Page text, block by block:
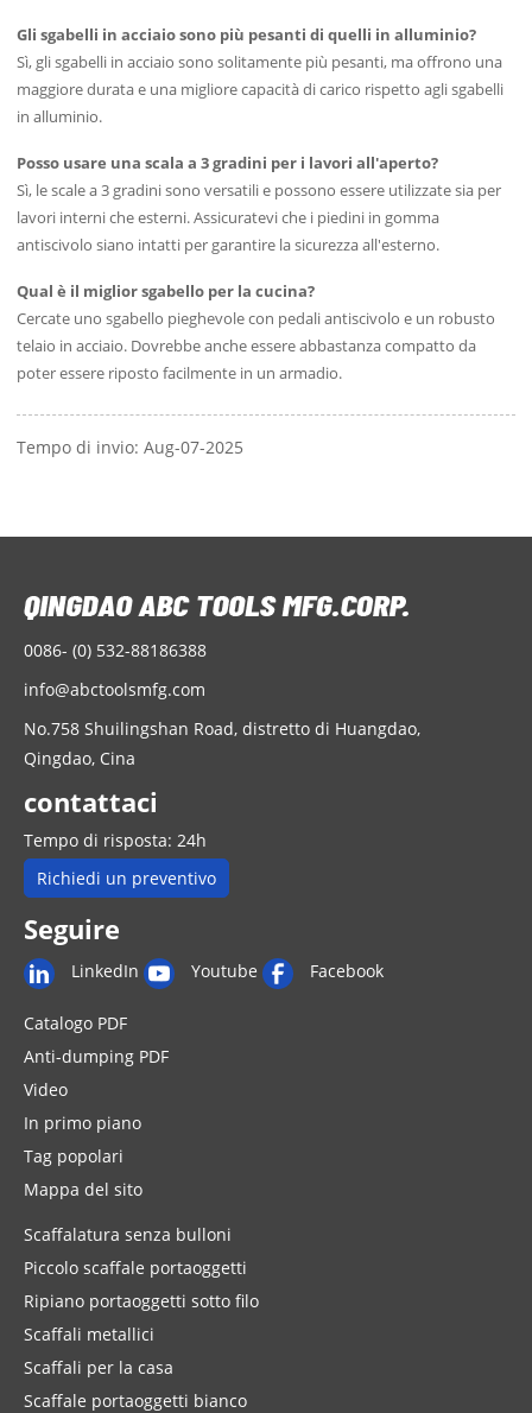
Gli sgabelli in acciaio sono più pesanti di quelli in alluminio?
Sì, gli sgabelli in acciaio sono solitamente più pesanti, ma offrono una
maggiore durata e una migliore capacità di carico rispetto agli sgabelli
in alluminio.
Posso usare una scala a 3 gradini per i lavori all'aperto?
Sì, le scale a 3 gradini sono versatili e possono essere utilizzate sia per
lavori interni che esterni. Assicuratevi che i piedini in gomma
antiscivolo siano intatti per garantire la sicurezza all'esterno.
Qual è il miglior sgabello per la cucina?
Cercate uno sgabello pieghevole con pedali antiscivolo e un robusto
telaio in acciaio. Dovrebbe anche essere abbastanza compatto da
poter essere riposto facilmente in un armadio.
Tempo di invio: Aug-07-2025
0086- (0) 532-88186388
info@abctoolsmfg.com
No.758 Shuilingshan Road, distretto di Huangdao,
Qingdao, Cina
contattaci
Tempo di risposta: 24h
Richiedi un preventivo
Seguire
LinkedIn Youtube Facebook
Catalogo PDF
Anti-dumping PDF
Video
In primo piano
Tag popolari
Mappa del sito
Scaffalatura senza bulloni
Piccolo scaffale portaoggetti
Ripiano portaoggetti sotto filo
Scaffali metallici
Scaffali per la casa
Scaffale portaoggetti bianco